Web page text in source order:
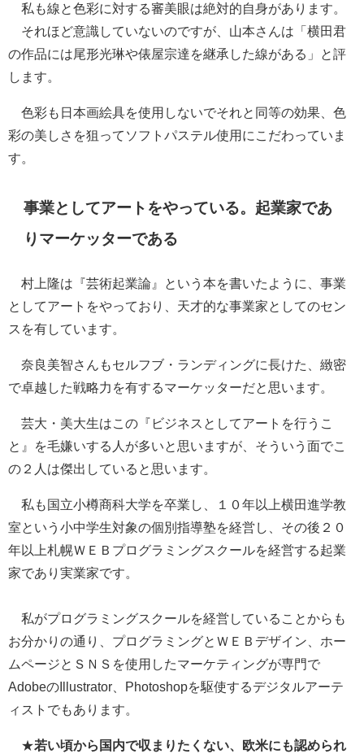
私も線と色彩に対する審美眼は絶対的自身があります。
それほど意識していないのですが、山本さんは「横田君
の作品には尾形光琳や俵屋宗達を継承した線がある」と評
します。
色彩も日本画絵具を使用しないでそれと同等の効果、色
彩の美しさを狙ってソフトパステル使用にこだわっていま
す。
事業としてアートをやっている。起業家であ
りマーケッターである
村上隆は『芸術起業論』という本を書いたように、事業
としてアートをやっており、天才的な事業家としてのセン
スを有しています。
奈良美智さんもセルフブ・ランディングに長けた、緻密
で卓越した戦略力を有するマーケッターだと思います。
芸大・美大生はこの『ビジネスとしてアートを行うこ
と』を毛嫌いする人が多いと思いますが、そういう面でこ
の２人は傑出していると思います。
私も国立小樽商科大学を卒業し、１０年以上横田進学教
室という小中学生対象の個別指導塾を経営し、その後２０
年以上札幌ＷＥＢプログラミングスクールを経営する起業
家であり実業家です。
私がプログラミングスクールを経営していることからも
お分かりの通り、プログラミングとＷＥＢデザイン、ホー
ムページとＳＮＳを使用したマーケティングが専門で
AdobeのIllustrator、Photoshopを駆使するデジタルアーテ
ィストでもあります。
★若い頃から国内で収まりたくない、欧米にも認められ